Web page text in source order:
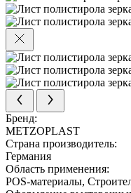
Бренд:
METZOPLAST
Страна производитель:
Германия
Область применения:
POS-материалы,